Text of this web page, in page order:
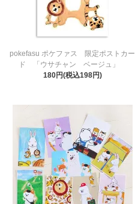
pokefasu ポケファス 限定ポストカー
ド 「ウサチャン ベージュ」
180円(税込198円)